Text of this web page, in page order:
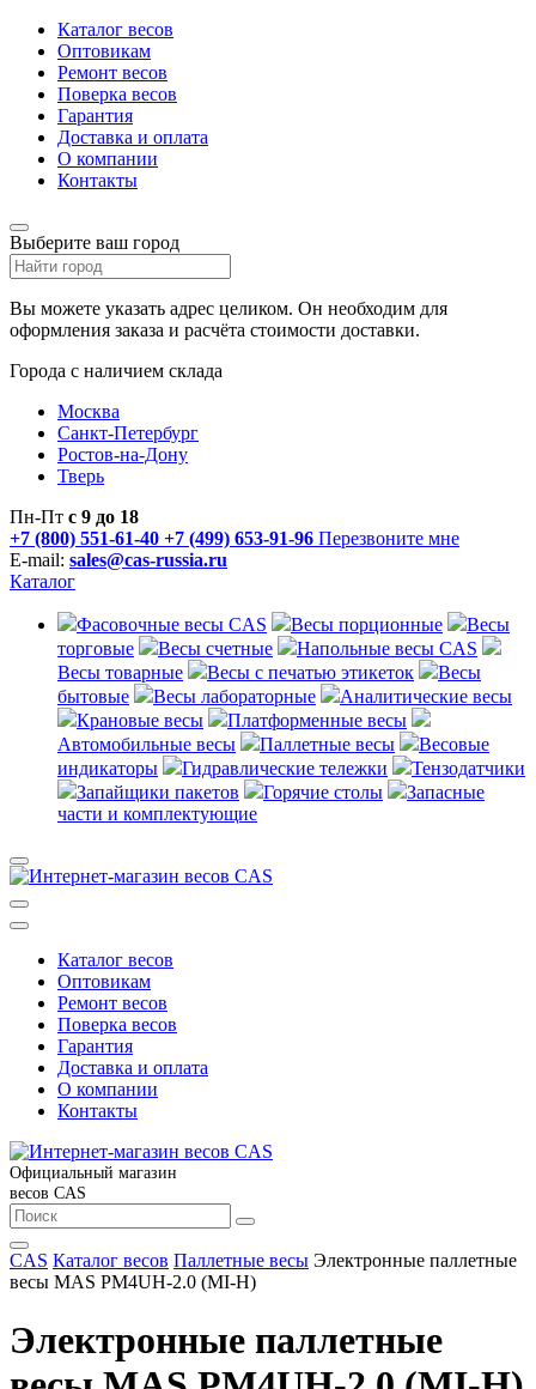
Каталог весов
Оптовикам
Ремонт весов
Поверка весов
Гарантия
Доставка и оплата
О компании
Контакты
Выберите ваш город
Вы можете указать адрес целиком. Он необходим для
оформления заказа и расчёта стоимости доставки.
Города с наличием склада
Москва
Санкт-Петербург
Ростов-на-Дону
Тверь
Пн-Пт с 9 до 18
+7 (800) 551-61-40 +7 (499) 653-91-96 Перезвоните мне
E-mail: sales@cas-russia.ru
Каталог
Фасовочные весы CAS Весы порционные
Весы
торговые
Весы счетные
Напольные весы CAS
Весы товарные
Весы с печатью этикеток
Весы
бытовые
Весы лабораторные
Аналитические весы
Крановые весы
Платформенные весы
Автомобильные весы
Паллетные весы
Весовые
индикаторы
Гидравлические тележки
Тензодатчики
Запайщики пакетов
Горячие столы
Запасные
части и комплектующие
Каталог весов
Оптовикам
Ремонт весов
Поверка весов
Гарантия
Доставка и оплата
О компании
Контакты
Официальный магазин
весов CAS
CAS Каталог весов Паллетные весы Электронные паллетные
весы MAS PM4UH-2.0 (MI-H)
Электронные паллетные